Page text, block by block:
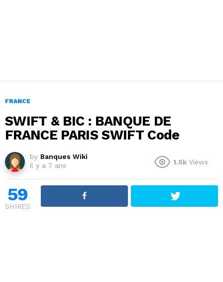
FRANCE
SWIFT & BIC : BANQUE DE
FRANCE PARIS SWIFT Code
by Banques Wiki
il y a 7 ans
1.5k Views
59
SHARES